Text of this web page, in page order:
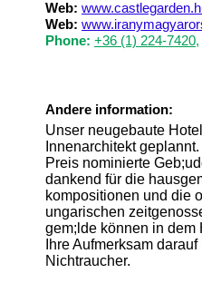
Web:
Web:
Phone: +36 (1) 224-7420,
Andere information:
Unser neugebaute
Innenarchitekt
Preis nominierte
dankend für die
kompositionen und die
ungarischen
gem;lde können in dem
Ihre Aufmerksam
Nichtraucher.